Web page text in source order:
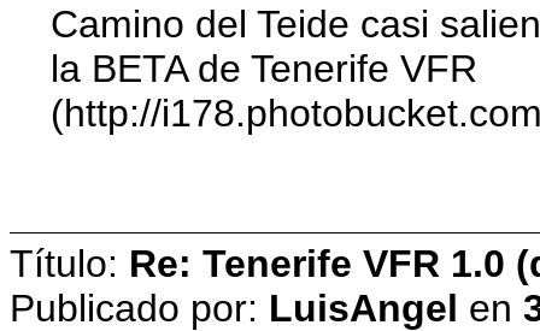
Camino del Teide casi
la BETA de Tenerife VFR
(http://
Título: Re: Tenerife VFR 1.0
Publicado por: LuisAngel en